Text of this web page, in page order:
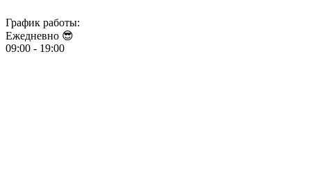
График работы:
Ежедневно 😎​​​​​​​
09:00 - 19:00